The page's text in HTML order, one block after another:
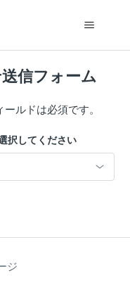
信フォーム
ルドは必須です。
択してください
ジ